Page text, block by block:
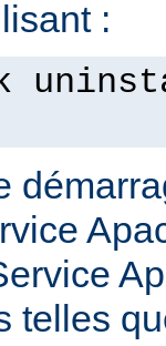
:
telles